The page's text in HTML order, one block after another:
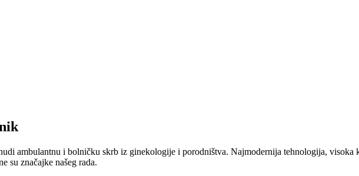
ambulantnu i bolničku skrb iz ginekologije i porodništva. Najmodernija tehnologija, visoka
su značajke našeg rada.